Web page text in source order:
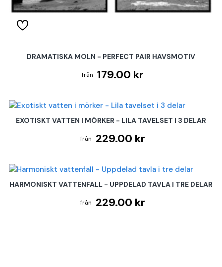
DRAMATISKA MOLN - PERFECT PAIR HAVSMOTIV
179.00 kr
EXOTISKT VATTEN I MÖRKER - LILA TAVELSET I 3 DELAR
229.00 kr
HARMONISKT VATTENFALL - UPPDELAD TAVLA I TRE DELAR
229.00 kr